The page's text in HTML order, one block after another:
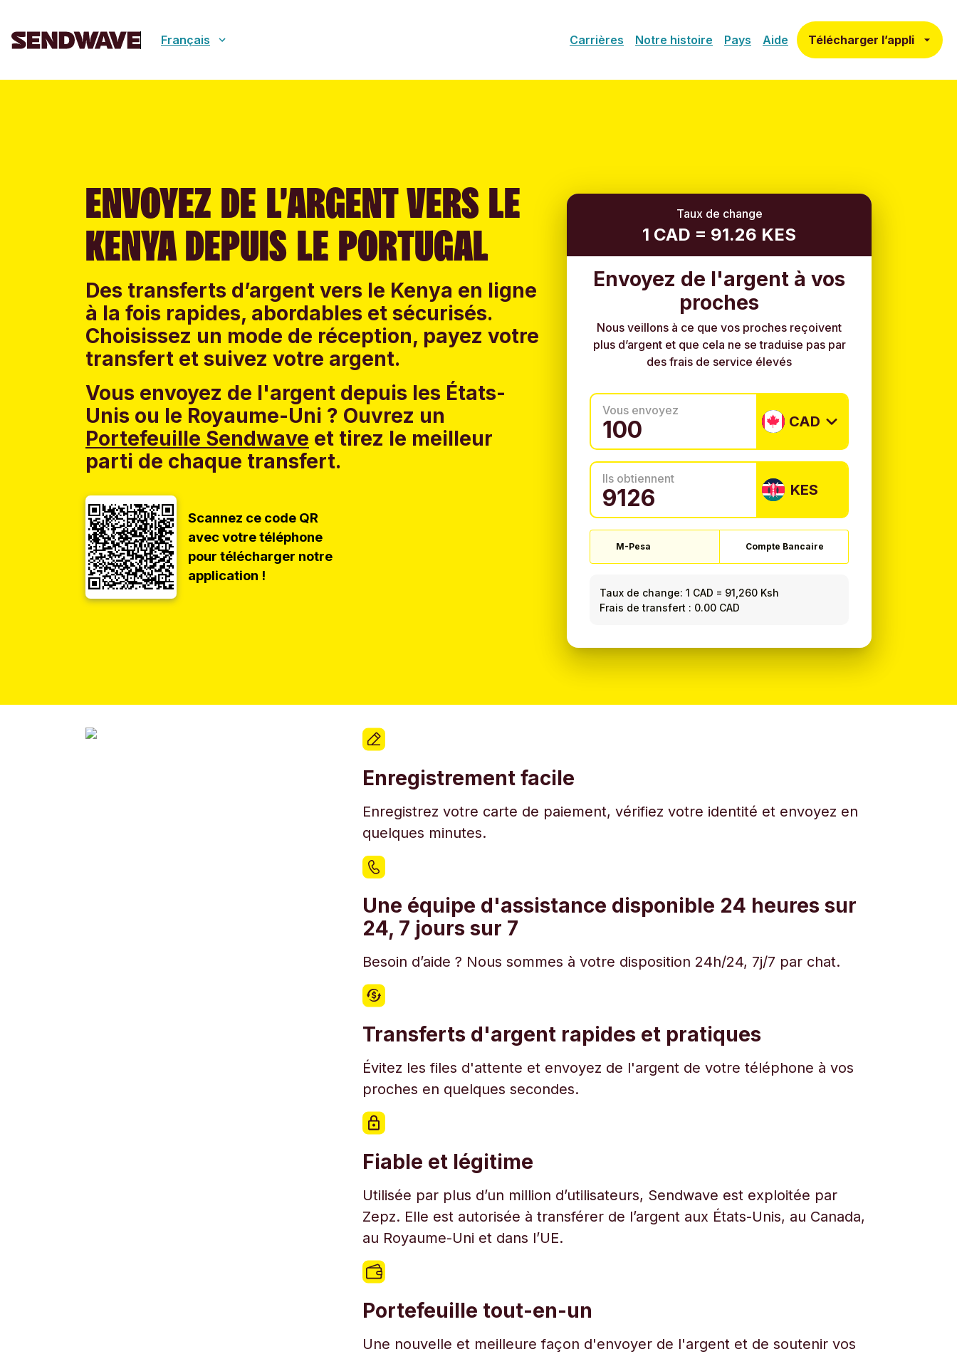
Français Carrières Notre histoire Pays Aide Télécharger l’appli
ENVOYEZ DE L’ARGENT VERS LE
KENYA DEPUIS LE PORTUGAL
Des transferts d’argent vers le Kenya en ligne
à la fois rapides, abordables et sécurisés.
Choisissez un mode de réception, payez votre
transfert et suivez votre argent.
Vous envoyez de l'argent depuis les États-
Unis ou le Royaume-Uni ? Ouvrez un
Portefeuille Sendwave et tirez le meilleur
parti de chaque transfert.
Scannez ce code QR
avec votre téléphone
pour télécharger notre
application !
Taux de change
1 CAD = 91.26 KES
Envoyez de l'argent à vos
proches
Nous veillons à ce que vos proches reçoivent
plus d’argent et que cela ne se traduise pas par
des frais de service élevés
Vous envoyez
CAD
Ils obtiennent
KES
M-Pesa Compte Bancaire
Taux de change: 1 CAD = 91,260 Ksh
Frais de transfert : 0.00 CAD
Enregistrement facile
Enregistrez votre carte de paiement, vérifiez votre identité et envoyez en
quelques minutes.
Une équipe d'assistance disponible 24 heures sur
24, 7 jours sur 7
Besoin d’aide ? Nous sommes à votre disposition 24h/24, 7j/7 par chat.
Transferts d'argent rapides et pratiques
Évitez les files d'attente et envoyez de l'argent de votre téléphone à vos
proches en quelques secondes.
Fiable et légitime
Utilisée par plus d’un million d’utilisateurs, Sendwave est exploitée par
Zepz. Elle est autorisée à transférer de l’argent aux États-Unis, au Canada,
au Royaume-Uni et dans l’UE.
Portefeuille tout-en-un
Une nouvelle et meilleure façon d'envoyer de l'argent et de soutenir vos